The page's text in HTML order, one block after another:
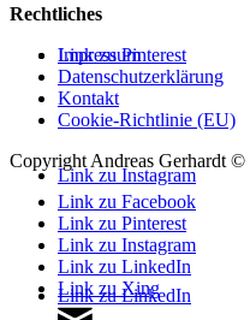
Link zu Pinterest
Link zu Instagram
Link zu LinkedIn
Rechtliches
Impressum
Datenschutzerklärung
Kontakt
Cookie-Richtlinie (EU)
Copyright Andreas Gerhardt ©
Link zu Facebook
Link zu Pinterest
Link zu Instagram
Link zu LinkedIn
Link zu Xing